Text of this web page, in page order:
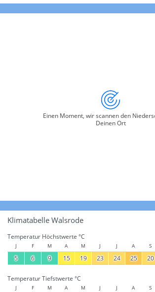
Einen Moment, wir scannen den
Deinen Ort
Klimatabelle Walsrode
Temperatur Höchstwerte °C
J F M A M J J A S
5 6 9 15 19 23 24 25 20
Temperatur Tiefstwerte °C
J F M A M J J A S